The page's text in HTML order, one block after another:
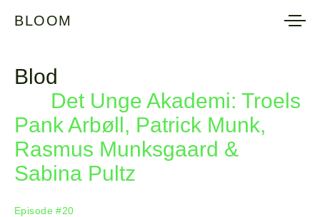
BLOOM
Blod
Det Unge Akademi: Troels
Pank Arbøll, Patrick Munk,
Rasmus Munksgaard &
Sabina Pultz
Episode #20